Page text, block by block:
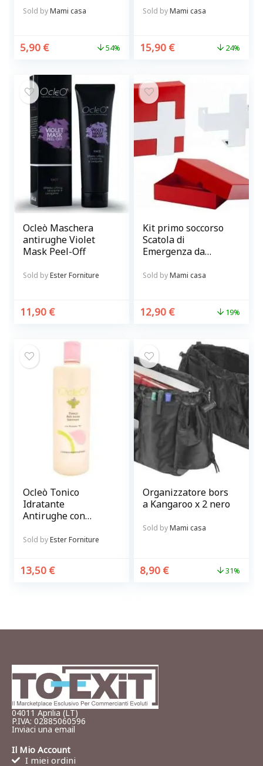
Sold byMami casa
5,90 € 54%
Sold byMami casa
15,90 € 24%
Ocleò Maschera
antirughe Violet
Mask Peel-Off
Sold byEster Forniture
11,90 €
Kit primo soccorso
Scatola di
Emergenza da
bianca
Sold byMami casa
12,90 € 19%
Ocleò Tonico
Idratante
Antirughe con
Sold byEster Forniture
13,50 €
Organizzatore bors
a Kangaroo x 2 nero
Sold byMami casa
8,90 € 31%
04011 Aprilia (LT)
P.IVA: 02885060596
Inviaci una email
Il Mio Account
I miei ordini